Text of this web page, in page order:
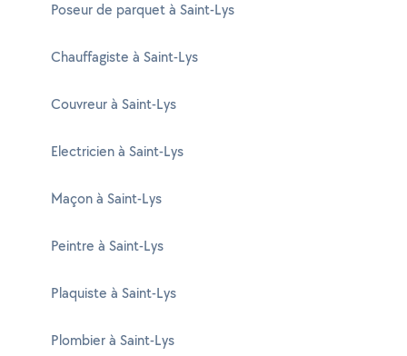
Poseur de parquet à Saint-Lys
Chauffagiste à Saint-Lys
Couvreur à Saint-Lys
Electricien à Saint-Lys
Maçon à Saint-Lys
Peintre à Saint-Lys
Plaquiste à Saint-Lys
Plombier à Saint-Lys